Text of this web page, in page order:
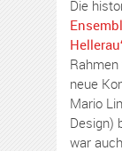
Die
neue
Mario
Design)
war